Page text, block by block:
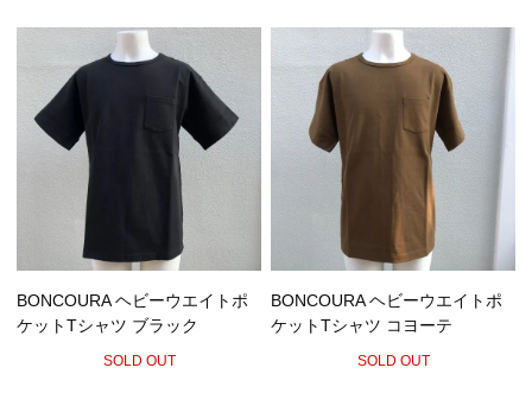
BONCOURA ヘビーウエイトポ
ケットTシャツ ブラック
SOLD OUT
BONCOURA ヘビーウエイトポ
ケットTシャツ コヨーテ
SOLD OUT